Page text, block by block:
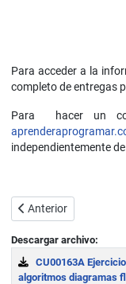
Para acceder a la
completo de entregas
Para hacer un
independientemente
Artículo anterior:
Anterior
Descargar archivo:
CU00163A
algoritmos diagramas